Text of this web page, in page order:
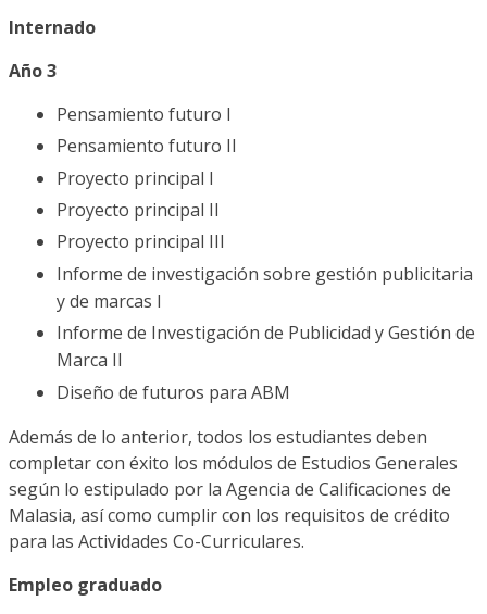
Internado
Año 3
Pensamiento futuro I
Pensamiento futuro II
Proyecto principal I
Proyecto principal II
Proyecto principal III
Informe de investigación sobre gestión publicitaria
y de marcas I
Informe de Investigación de Publicidad y Gestión de
Marca II
Diseño de futuros para ABM
Además de lo anterior, todos los estudiantes deben
completar con éxito los módulos de Estudios Generales
según lo estipulado por la Agencia de Calificaciones de
Malasia, así como cumplir con los requisitos de crédito
para las Actividades Co-Curriculares.
Empleo graduado